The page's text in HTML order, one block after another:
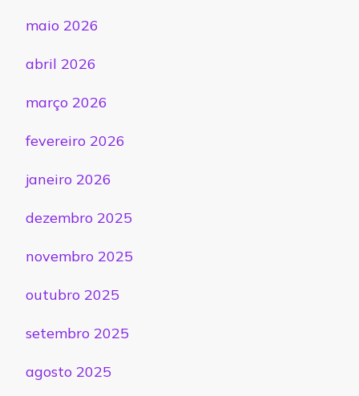
maio 2026
abril 2026
março 2026
fevereiro 2026
janeiro 2026
dezembro 2025
novembro 2025
outubro 2025
setembro 2025
agosto 2025